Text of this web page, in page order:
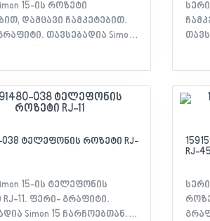
15-ის როზეტი
დამცავი ჩამკეტებით.
თავსებადია Simon
დამცავი
- მექანიზმის ტიპი:
- ფერი:
- დაცულობა IP: 20 -
038 ტელეფონის როზეტი RJ-
15-ის ტელეფონის
11. ფერი- გრაფიტი.
Simon 15 ჩარჩოებთან.
RJ-45